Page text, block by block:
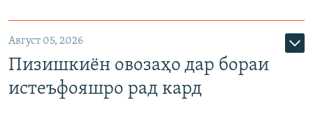
Август 05, 2026
Пизишкиён овозаҳо дар бораи
истеъфояшро рад кард